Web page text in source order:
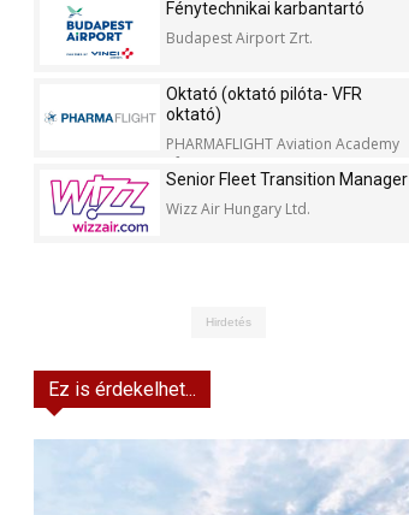
Fénytechnikai karbantartó
Budapest Airport Zrt.
Oktató (oktató pilóta- VFR
oktató)
PHARMAFLIGHT Aviation Academy
Kft.
Senior Fleet Transition Manager
Wizz Air Hungary Ltd.
Hirdetés
Ez is érdekelhet...